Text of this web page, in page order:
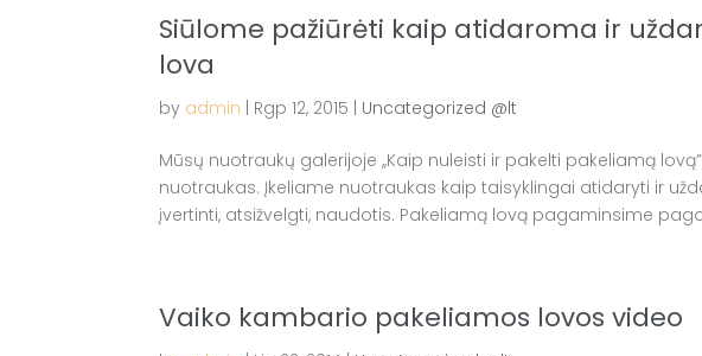
Siūlome pažiūrėti kaip atidaroma ir
lova
by admin | Rgp 12, 2015 | Uncategorized @lt
Mūsų nuotraukų galerijoje ,,Kaip nuleisti ir pakelti pakeliamą
nuotraukas. Įkeliame nuotraukas kaip taisyklingai atidaryti ir
įvertinti, atsižvelgti, naudotis. Pakeliamą lovą pagaminsime
Vaiko kambario pakeliamos lovos video